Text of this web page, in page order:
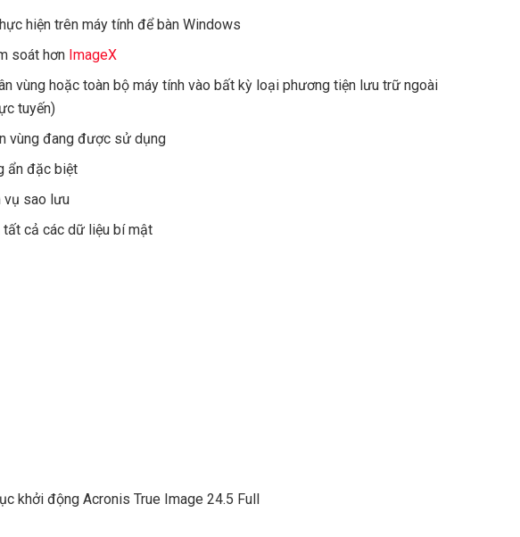
hiện trên máy tính để bàn Windows
soát hơn ImageX
vùng hoặc toàn bộ máy tính vào bất kỳ loại phương tiện lưu trữ ngoài
tuyến)
vùng đang được sử dụng
ẩn đặc biệt
vụ sao lưu
tất cả các dữ liệu bí mật
khởi động Acronis True Image 24.5 Full